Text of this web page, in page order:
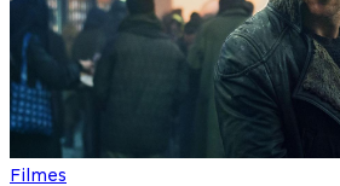
Filmes